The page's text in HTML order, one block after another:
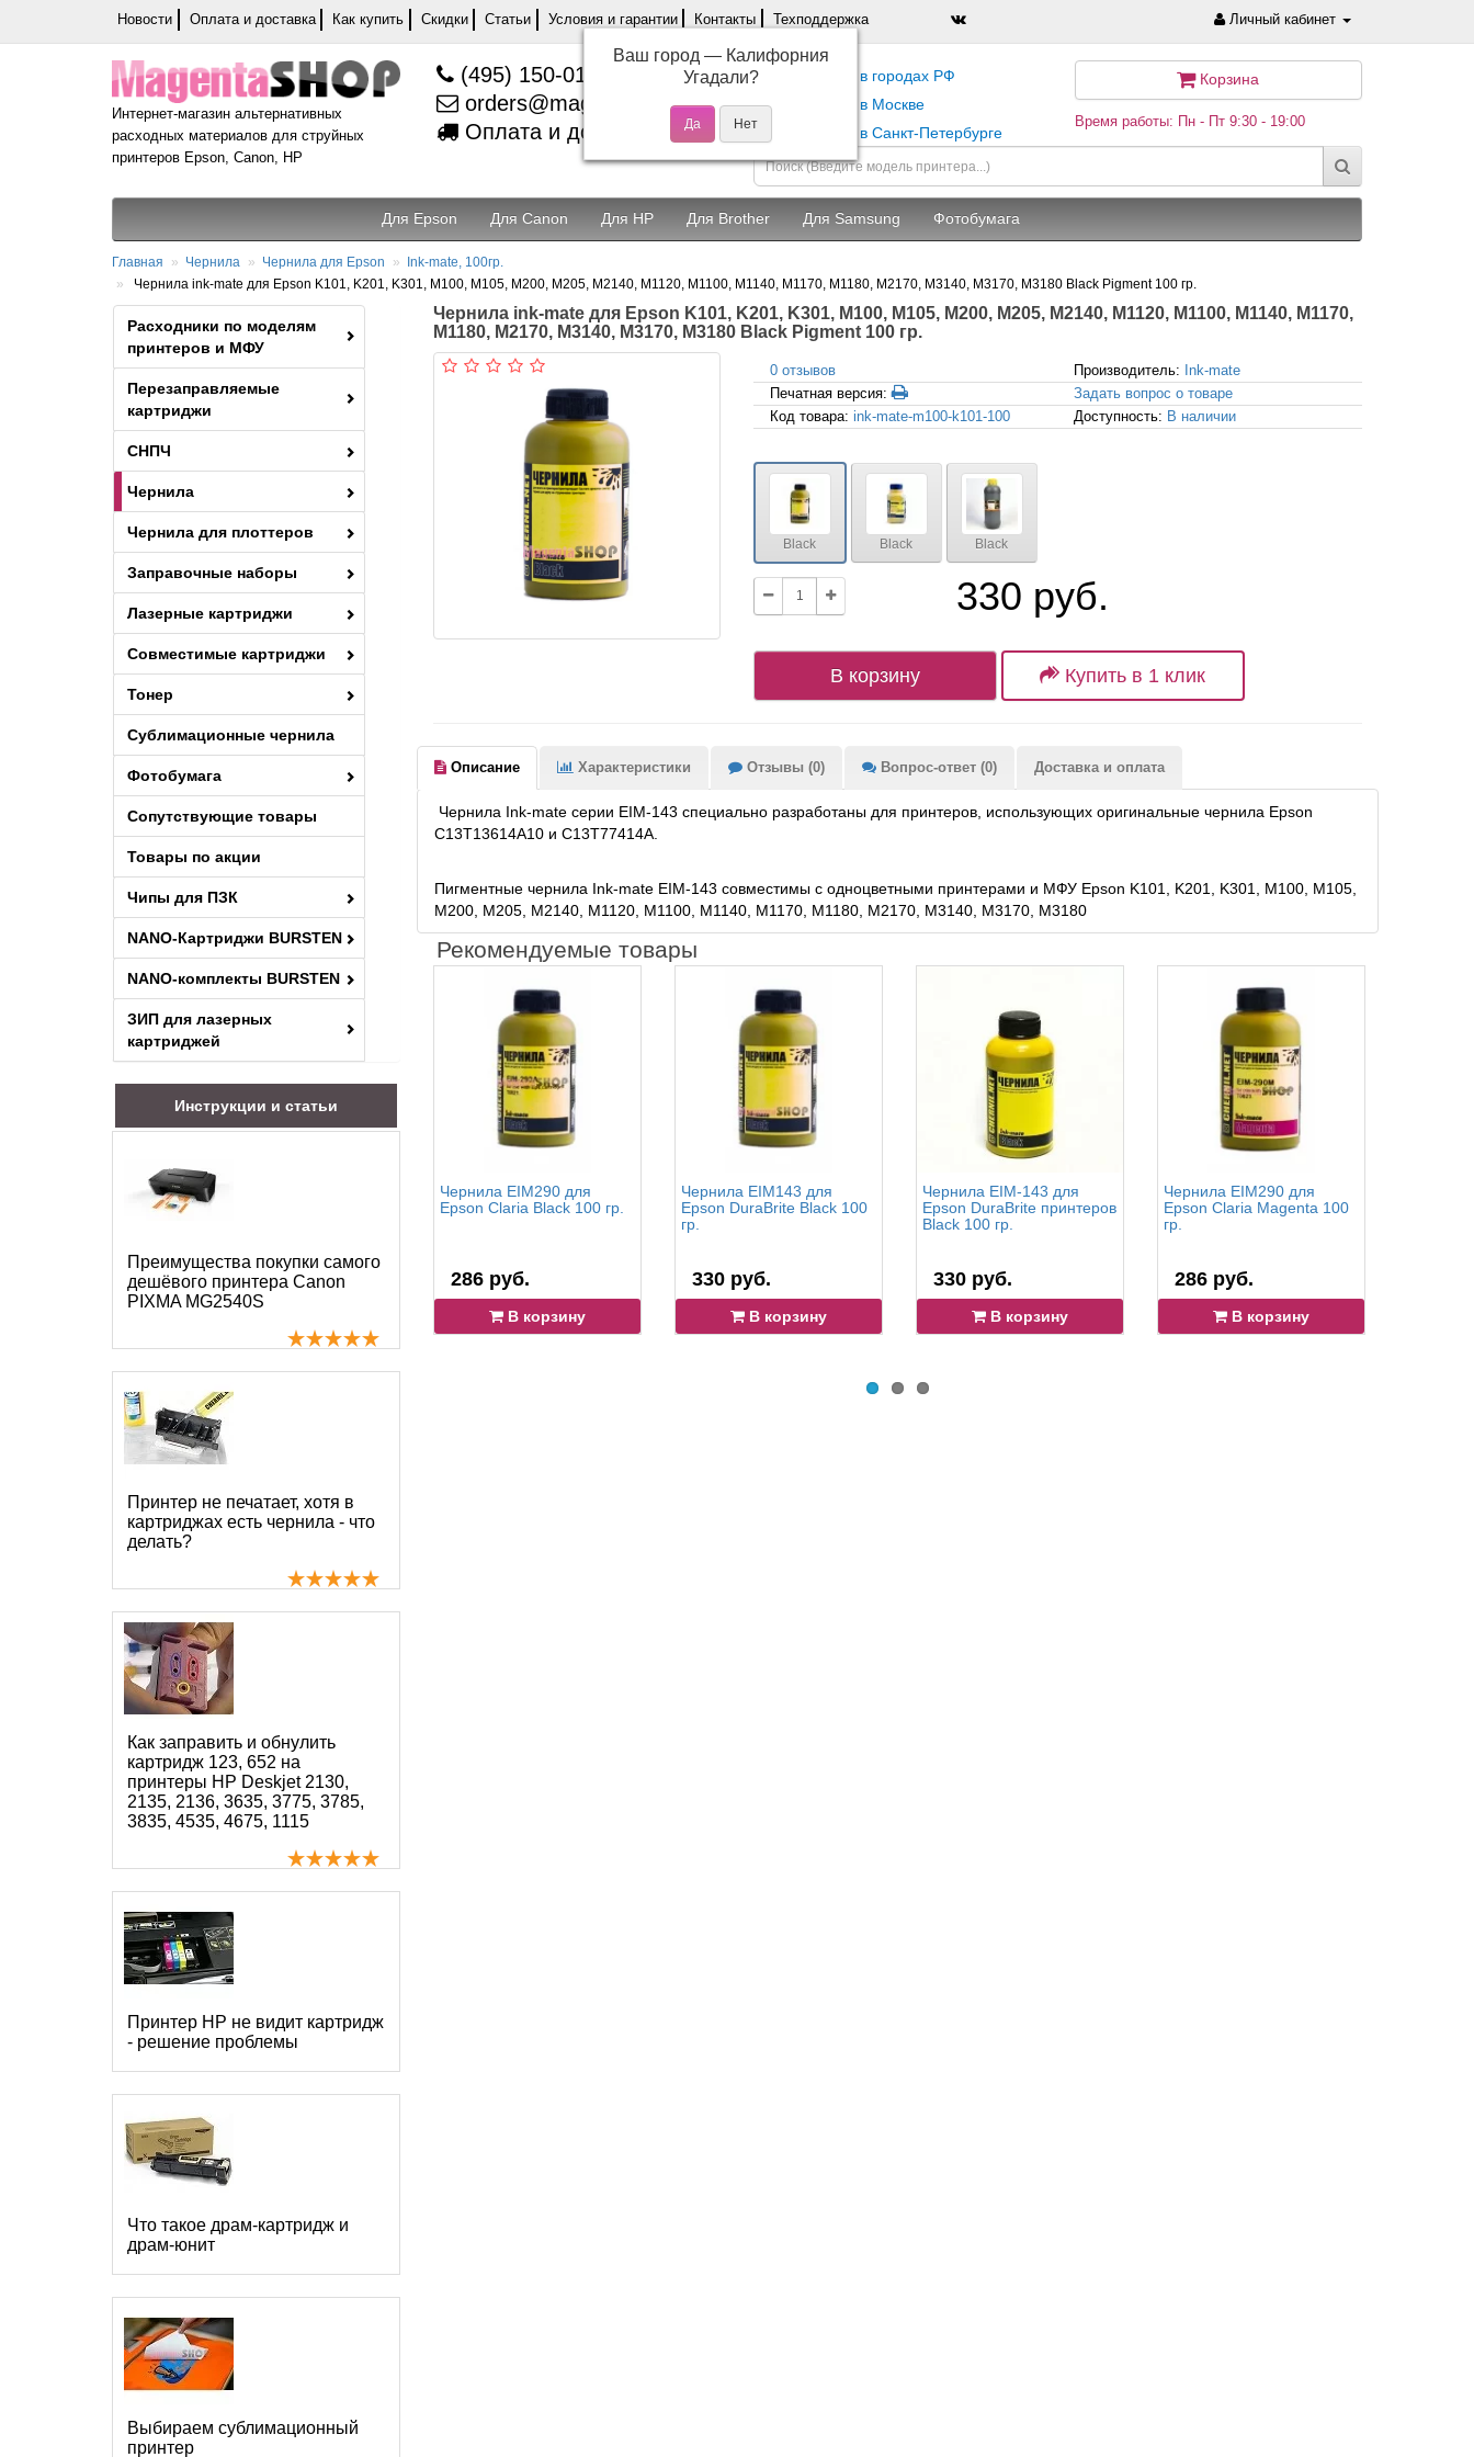
Новости Оплата и доставка Как купить Скидки Статьи Условия и гарантии Контакты Техподдержка Личный кабинет
Интернет-магазин альтернативных
расходных материалов для струйных
принтеров Epson, Canon, HP
(495) 150-01-37
orders@magentashop.ru
Оплата и доставка
Самовывоз в городах РФ
Самовывоз в Москве
Самовывоз в Санкт-Петербурге
Корзина
Время работы: Пн - Пт 9:30 - 19:00
Для Epson Для Canon Для HP Для Brother Для Samsung Фотобумага
Главная Чернила Чернила для Epson
Ink-mate, 100гр.
Чернила ink-mate для Epson K101, K201, K301, M100, M105, M200, M205, M2140, M1120, M1100, M1140, M1170, M1180, M2170, M3140, M3170, M3180 Black Pigment 100 гр.
Расходники по моделям
принтеров и МФУ
Перезаправляемые
картриджи
СНПЧ
Чернила
Чернила для плоттеров
Заправочные наборы
Лазерные картриджи
Совместимые картриджи
Тонер
Сублимационные чернила
Фотобумага
Сопутствующие товары
Товары по акции
Чипы для ПЗК
NANO-Картриджи BURSTEN
NANO-комплекты BURSTEN
ЗИП для лазерных
картриджей
Инструкции и статьи
Преимущества покупки самого
дешёвого принтера Canon
PIXMA MG2540S
Принтер не печатает, хотя в
картриджах есть чернила - что
делать?
Как заправить и обнулить
картридж 123, 652 на
принтеры HP Deskjet 2130,
2135, 2136, 3635, 3775, 3785,
3835, 4535, 4675, 1115
Принтер HP не видит картридж
- решение проблемы
Что такое драм-картридж и
драм-юнит
Выбираем сублимационный
принтер
Чернила ink-mate для Epson K101, K201, K301, M100, M105, M200, M205, M2140, M1120, M1100, M1140, M1170,
M1180, M2170, M3140, M3170, M3180 Black Pigment 100 гр.
0 отзывов Производитель: Ink-mate
Печатная версия:
Задать вопрос о товаре
Код товара: ink-mate-m100-k101-100 Доступность: В наличии
Black Black Black
330 руб.
В корзину Купить в 1 клик
Описание Характеристики Отзывы (0) Вопрос-ответ (0) Доставка и оплата
Чернила Ink-mate серии EIM-143 специально разработаны для принтеров, использующих оригинальные чернила Epson
C13T13614A10 и C13T77414A.
Пигментные чернила Ink-mate EIM-143 совместимы с одноцветными принтерами и МФУ Epson K101, K201, K301, M100, M105,
M200, M205, M2140, M1120, M1100, M1140, M1170, M1180, M2170, M3140, M3170, M3180
Рекомендуемые товары
Чернила EIM290 для
Epson Claria Black 100 гр.
286 руб.
В корзину
Чернила EIM143 для
Epson DuraBrite Black 100
гр.
330 руб.
В корзину
Чернила EIM-143 для
Epson DuraBrite принтеров
Black 100 гр.
330 руб.
В корзину
Чернила EIM290 для
Epson Claria Magenta 100
гр.
286 руб.
В корзину
Ваш город — Калифорния
Угадали?